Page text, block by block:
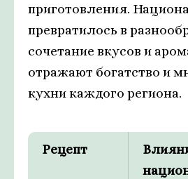
приготовления.
превратилось в
сочетание вкусов и
отражают богатство и
кухни каждого региона.
Рецепт